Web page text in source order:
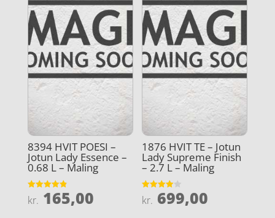
8394 HVIT POESI –
Jotun Lady Essence –
0.68 L – Maling
Vurderet
4.9
kr. 165,00
1876 HVIT TE – Jotun
Lady Supreme Finish
– 2.7 L – Maling
Vurderet
4
kr. 699,00